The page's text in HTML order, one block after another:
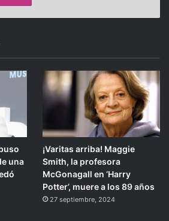
una
¡Varitas arriba! Maggie
Smith, la profesora
McGonagall en ‘Harry
Potter’, muere a los 89 años
27 septiembre, 2024